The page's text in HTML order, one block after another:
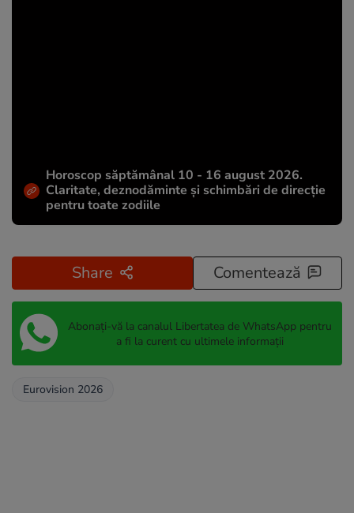
Horoscop săptămânal 10 - 16 august 2026.
Claritate, deznodăminte și schimbări de direcție
pentru toate zodiile
Share Comentează
Abonați-vă la canalul Libertatea de WhatsApp pentru
a fi la curent cu ultimele informații
Eurovision 2026